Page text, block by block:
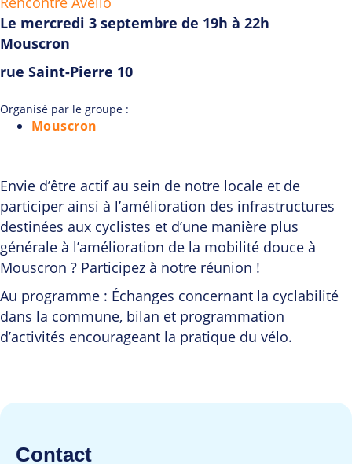
Le mercredi 3 septembre de 19h à 22h
Mouscron
rue Saint-Pierre 10
Organisé par le groupe :
Mouscron
Envie d’être actif au sein de notre locale et de
participer ainsi à l’amélioration des infrastructures
destinées aux cyclistes et d’une manière plus
générale à l’amélioration de la mobilité douce à
Mouscron ? Participez à notre réunion !
Au programme : Échanges concernant la cyclabilité
dans la commune, bilan et programmation
d’activités encourageant la pratique du vélo.
Contact